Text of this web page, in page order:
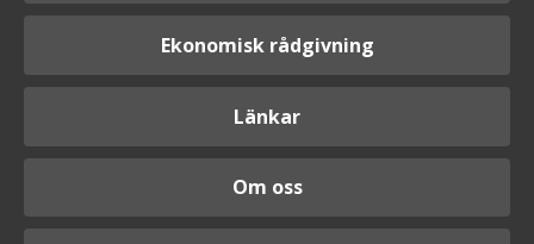
Ekonomisk rådgivning
Länkar
Om oss